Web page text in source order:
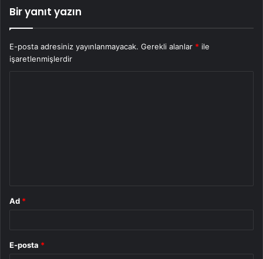
Bir yanıt yazın
E-posta adresiniz yayınlanmayacak. Gerekli alanlar * ile
işaretlenmişlerdir
Ad *
E-posta *